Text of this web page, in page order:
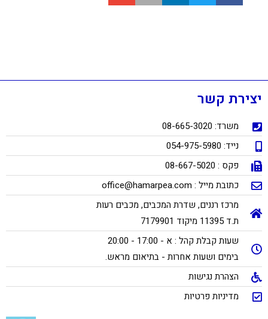
יצירת קשר
משרד: 08-665-3020
נייד: 054-975-5980
פקס : 08-667-5020
כתובת מייל : office@hamarpea.com
מרכז רננים, שדרת המכבים, מכבים רעות
ת.ד 11395 מיקוד 7179901
שעות קבלת קהל : א - 17:00 - 20:00
בימים ושעות אחרות - בתיאום מראש.
הצהרת נגישות
מדיניות פרטיות